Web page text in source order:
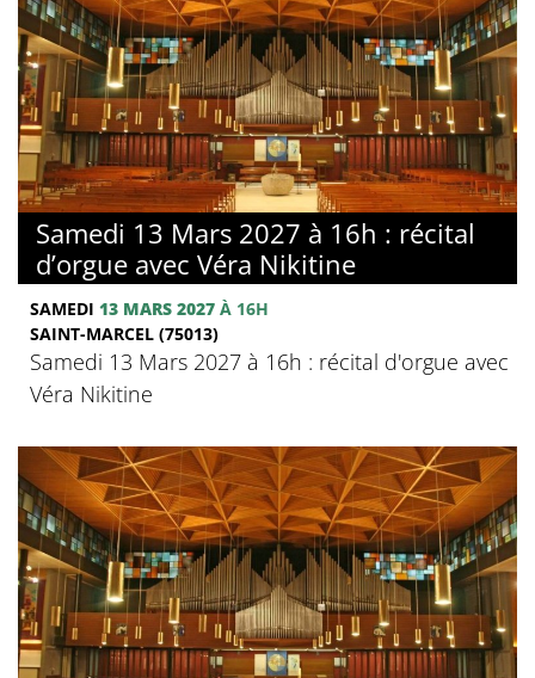
Samedi 13 Mars 2027 à 16h : récital
d’orgue avec Véra Nikitine
SAMEDI 13 MARS 2027 À 16H
SAINT-MARCEL (75013)
Samedi 13 Mars 2027 à 16h : récital d'orgue avec
Véra Nikitine